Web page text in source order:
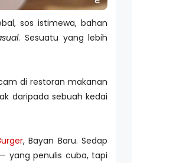
sos istimewa, bahan
. Sesuatu yang lebih
di restoran makanan
daripada sebuah kedai
, Bayan Baru. Sedap
yang penulis cuba, tapi